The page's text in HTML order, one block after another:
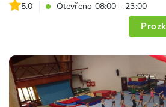
5.0
Otevřeno 08:00 - 23:00